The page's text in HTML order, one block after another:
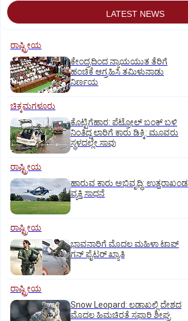
LATEST NEWS
ರಾಷ್ಟ್ರೀಯ
ಕೇಂದ್ರದಿಂದ ನ್ಯಾಯಯುತ ತೆರಿಗೆ
ಹಂಚಿಕೆ ಆಗ್ರಹಿಸಿ ತಮಿಳುನಾಡು
ನಿರ್ಣಯ
ಚಿಕ್ಕಮಗಳೂರು
ಕೊಟ್ಟಿಗೆಹಾರ: ಪೆಟ್ರೋಲ್ ಬಂಕ್ ಬಳಿ
ನಿಂತಿದ್ದ ಲಾರಿಗೆ ಕಾರು ಡಿಕ್ಕಿ: ಮೂವರು
ಸ್ಥಳದಲ್ಲೇ ಸಾವು
ರಾಷ್ಟ್ರೀಯ
ಹಾರುವ ಕಾರು ಅಭಿವೃದ್ಧಿ: ಉತ್ತರಾಖಂಡ
ವ್ಯಕ್ತಿ ಸಾಧನೆ
ರಾಷ್ಟ್ರೀಯ
ಭಾವನಾರಿಗೆ ಮೊದಲ ಮಹಿಳಾ ಟಾಪ್‌
ಗನ್‌ ಫೈಟರ್‌ ಖ್ಯಾತಿ
ರಾಷ್ಟ್ರೀಯ
Snow Leopard: ಲಡಾಖಲ್ಲಿ ದೇಶದ
ಮೊದಲ ಹಿಮಚಿರತೆ ಸಫಾರಿ ಶೀಘ್ರ